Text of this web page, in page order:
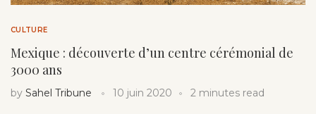
CULTURE
Mexique : découverte d’un centre cérémonial de
3000 ans
by Sahel Tribune 10 juin 2020 2 minutes read